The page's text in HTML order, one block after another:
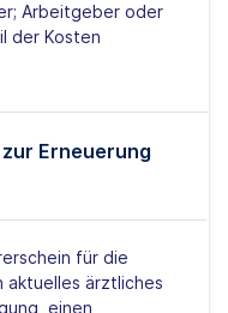
Arbeitgeber oder
der Kosten
Erneuerung
für die
ärztliches
einen